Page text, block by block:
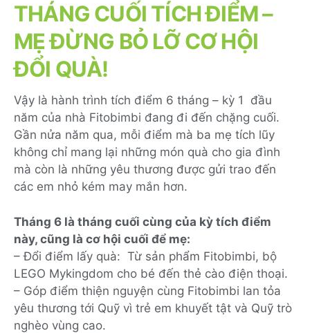
THÁNG CUỐI TÍCH ĐIỂM –
MẸ ĐỪNG BỎ LỠ CƠ HỘI
ĐỔI QUÀ!
Vậy là hành trình tích điểm 6 tháng – kỳ 1 đầu
năm của nhà Fitobimbi đang đi đến chặng cuối.
Gần nửa năm qua, mỗi điểm mà ba mẹ tích lũy
không chỉ mang lại những món quà cho gia đình
mà còn là những yêu thương được gửi trao đến
các em nhỏ kém may mắn hơn.
Tháng 6 là tháng cuối cùng của kỳ tích điểm
này, cũng là cơ hội cuối để mẹ:
– Đổi điểm lấy quà: Từ sản phẩm Fitobimbi, bộ
LEGO Mykingdom cho bé đến thẻ cào điện thoại.
– Góp điểm thiện nguyện cùng Fitobimbi lan tỏa
yêu thương tới Quỹ vì trẻ em khuyết tật và Quỹ trò
nghèo vùng cao.